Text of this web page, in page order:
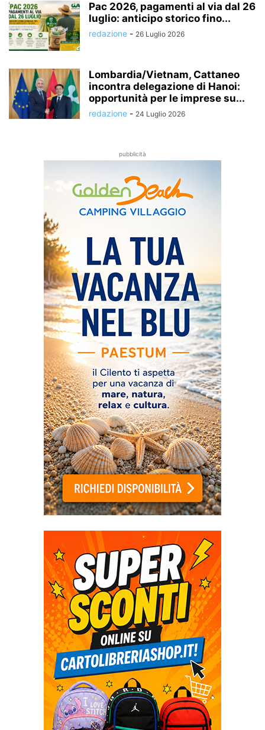
Pac 2026, pagamenti al via dal 26
luglio: anticipo storico fino...
redazione - 26 Luglio 2026
Lombardia/Vietnam, Cattaneo
incontra delegazione di Hanoi:
opportunità per le imprese su...
redazione - 24 Luglio 2026
pubblicità